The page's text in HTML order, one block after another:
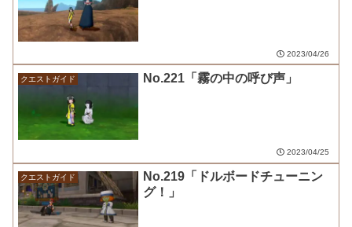
2023/04/26
クエストガイド No.221「霧の中の呼び声」
2023/04/25
クエストガイド
No.219「ドルボードチューニン
グ！」